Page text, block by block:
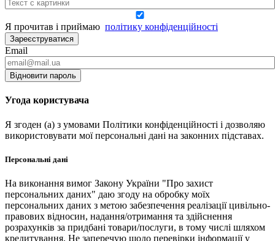
Я прочитав і приймаю політику конфіденційності
Зареєструватися
Email
Відновити пароль
Угода користувача
Я згоден (а) з умовами Політики конфіденційності і дозволяю
використовувати мої персональні дані на законних підставах.
Персональні дані
На виконання вимог Закону України "Про захист
персональних даних" даю згоду на обробку моїх
персональних даних з метою забезпечення реалізації цивільно-
правових відносин, надання/отримання та здійснення
розрахунків за придбані товари/послуги, в тому числі шляхом
кредитування. Не заперечую щодо перевірки інформації у